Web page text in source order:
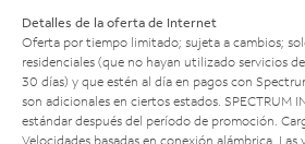
Detalles de la oferta de Internet
Oferta por tiempo limitado; sujeta a cambios;
residenciales (que no hayan utilizado servicios
30 días) y que estén al día en pagos con
son adicionales en ciertos estados. SPECTRUM
estándar después del período de promoción.
Velocidades basadas en conexión alámbrica. Las